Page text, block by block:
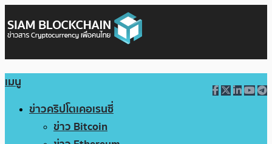
เมนู
ข่าวคริปโตเคอเรนซี่
ข่าว Bitcoin